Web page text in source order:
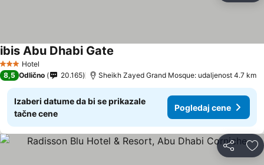
3 Zvezdice
Hotel
ibis Abu Dhabi Gate
8,5 Odlično 20.165 Sheikh Zayed Grand Mosque: udaljenost 4.7 km
Izaberi datume da bi se prikazale
tačne cene
Pogledaj cene
Deli